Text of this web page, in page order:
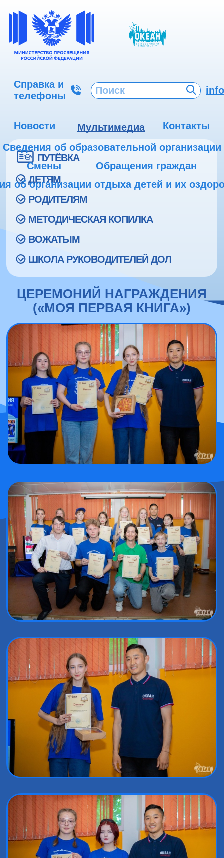
Справка и
телефоны
Новости Мультимедиа
Контакты
Сведения об образовательной организации
Смены
Обращения граждан
об организации отдыха детей и их
ПУТЁВКА
ДЕТЯМ
РОДИТЕЛЯМ
МЕТОДИЧЕСКАЯ КОПИЛКА
ВОЖАТЫМ
ШКОЛА РУКОВОДИТЕЛЕЙ ДОЛ
ЦЕРЕМОНИЙ НАГРАЖДЕНИЯ
(«МОЯ ПЕРВАЯ КНИГА»)